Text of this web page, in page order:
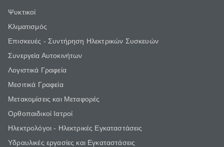
Ψυκτικοί
Κλιματισμός
Επισκευές - Συντήρηση Ηλεκτρικών Συσκευών
Συνεργεία Αυτοκινήτων
Λογιστικά Γραφεία
Μεσιτικά Γραφεία
Μετακομίσεις και Μεταφορές
Ορθοπαιδικοί Ιατροί
Ηλεκτρολόγοι - Ηλεκτρικές Εγκαταστάσεις
Υδραυλικές εργασίες και Εγκαταστάσεις